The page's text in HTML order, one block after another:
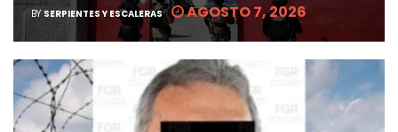
BY SERPIENTES Y ESCALERAS AGOSTO 7, 2026